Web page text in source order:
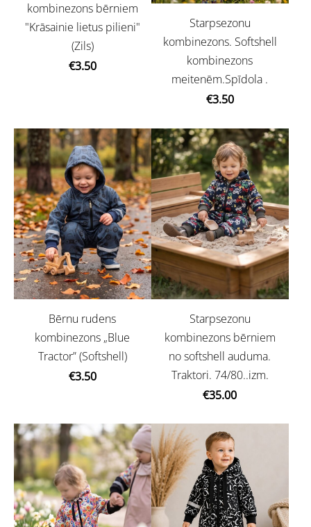
kombinezons bērniem
"Krāsainie lietus pilieni"
(Zils)
€3.50
Starpsezonu
kombinezons. Softshell
kombinezons
meitenēm.Spīdola .
€3.50
Bērnu rudens
kombinezons „Blue
Tractor” (Softshell)
€3.50
Starpsezonu
kombinezons bērniem
no softshell auduma.
Traktori. 74/80..izm.
€35.00